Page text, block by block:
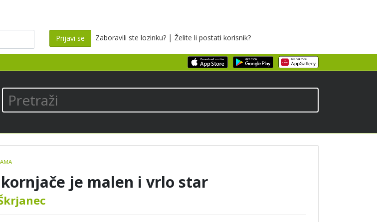
Prijavi se Zaboravili ste lozinku? | Želite li postati korisnik?
je malen i vrlo star